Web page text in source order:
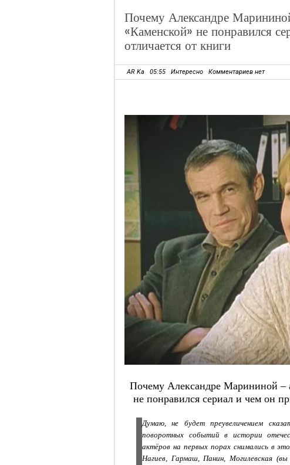
Почему Александре
«Каменской» не понравился
отличается от книги
AR Ka 05:55 Интересно Комментариев нет
Почему Александре Марининой –
не понравился сериал и чем он
Думаю, не будет преувеличением
поворотных событий в истории
актёров на первых порах снимались в
Нагиев, Гармаш, Панин, Могилевская